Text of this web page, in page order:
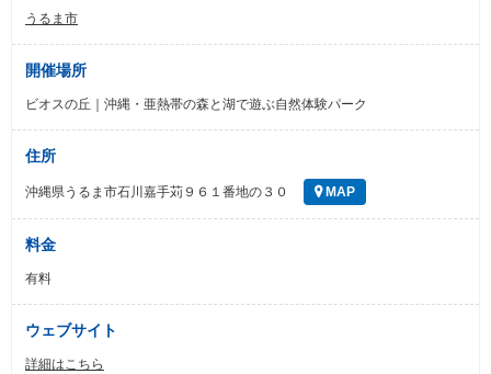
うるま市
開催場所
ビオスの丘｜沖縄・亜熱帯の森と湖で遊ぶ自然体験パーク
住所
沖縄県うるま市石川嘉手苅９６１番地の３０ MAP
料金
有料
ウェブサイト
詳細はこちら